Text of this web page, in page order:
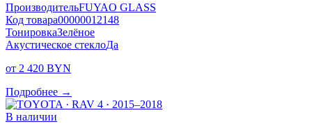
ПроизводительFUYAO GLASS
Код товара00000012148
ТонировкаЗелёное
Акустическое стеклоДа
от 2 420 BYN
Подробнее →
В наличии